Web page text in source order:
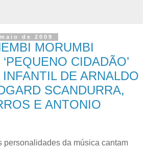
de 2009
MORUMBI
CIDADÃO’
DE ARNALDO
SCANDURRA,
E ANTONIO
personalidades da música cantam